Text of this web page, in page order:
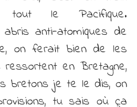
tout le Pacifique.
abris anti-atomiques de
on ferait bien de les
en Bretagne,
bretons je te le dis, on
tu sais où ça